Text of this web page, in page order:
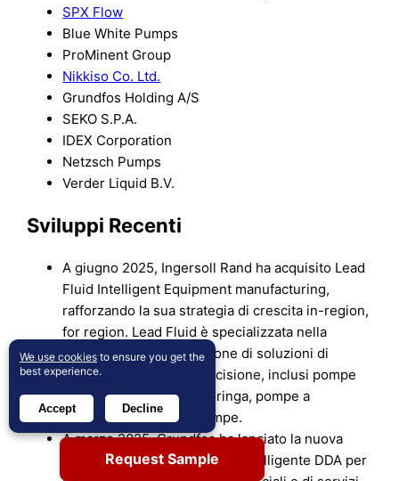
SPX Flow
Blue White Pumps
ProMinent Group
Nikkiso Co. Ltd.
Grundfos Holding A/S
SEKO S.P.A.
IDEX Corporation
Netzsch Pumps
Verder Liquid B.V.
Sviluppi Recenti
A giugno 2025, Ingersoll Rand ha acquisito Lead
Fluid Intelligent Equipment manufacturing,
rafforzando la sua strategia di crescita in-region,
for region. Lead Fluid è specializzata nella
progettazione e produzione di soluzioni di
gestione dei fluidi di precisione, inclusi pompe
peristaltiche, pompe a siringa, pompe a
ingranaggi e teste di pompe.
A marzo 2025, Grundfos ha lanciato la nuova
Pompa di Dosaggio Digitale Intelligente DDA per
Request Sample
We use cookies to ensure you get the
best experience.
Accept Decline